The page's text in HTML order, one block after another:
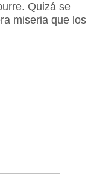
Quizá se
miseria que los